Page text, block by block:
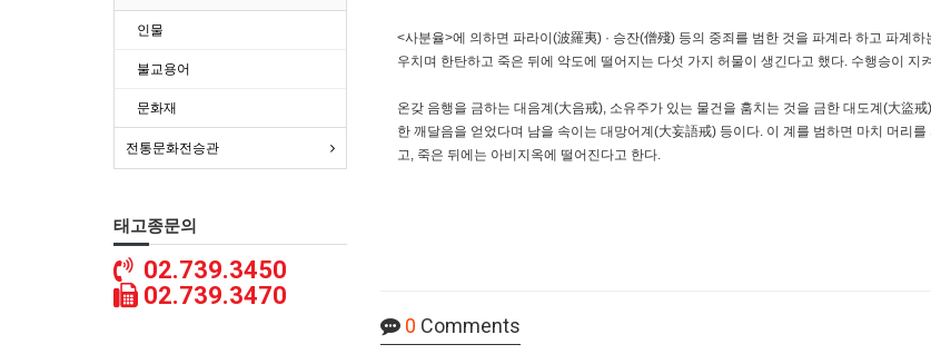
<사분율>에 의하면 파라이(波羅夷) · 승잔(僧殘) 등의 중죄를 범한 것을 파계라 하고 파계
우치며 한탄하고 죽은 뒤에 악도에 떨어지는 다섯 가지 허물이 생긴다고 했다. 수행승이
온갖 음행을 금하는 대음계(大음戒), 소유주가 있는 물건을 훔치는 것을 금한 대도계(大盜
한 깨달음을 얻었다며 남을 속이는 대망어계(大妄語戒) 등이다. 이 계를 범하면 마치 머리
고, 죽은 뒤에는 아비지옥에 떨어진다고 한다.
0 Comments
인물
불교용어
문화재
전통문화전승관
태고종문의
02.739.3450
02.739.3470